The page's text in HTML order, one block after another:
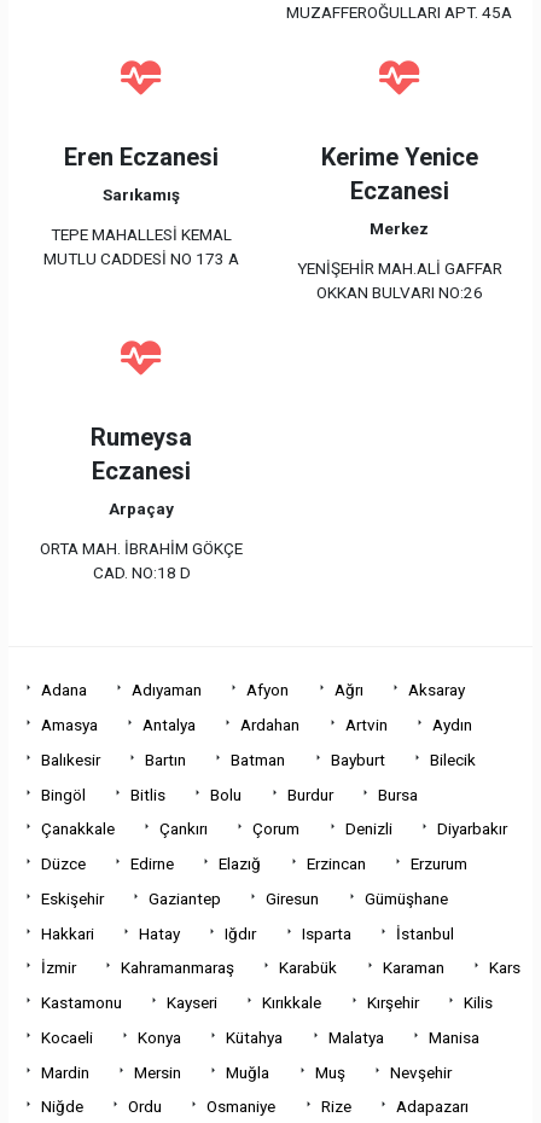
MUZAFFEROĞULLARI APT. 45A
Eren Eczanesi
Sarıkamış
TEPE MAHALLESİ KEMAL
MUTLU CADDESİ NO 173 A
Kerime Yenice
Eczanesi
Merkez
YENİŞEHİR MAH.ALİ GAFFAR
OKKAN BULVARI NO:26
Rumeysa
Eczanesi
Arpaçay
ORTA MAH. İBRAHİM GÖKÇE
CAD. NO:18 D
Adana Adıyaman Afyon Ağrı
Aksaray
Amasya
Antalya Ardahan Artvin
Aydın
Balıkesir
Bartın Batman Bayburt
Bilecik
Bingöl
Bitlis Bolu Burdur
Bursa
Çanakkale
Çankırı Çorum Denizli
Diyarbakır
Düzce
Edirne Elazığ Erzincan
Erzurum
Eskişehir
Gaziantep Giresun
Gümüşhane
Hakkari
Hatay Iğdır Isparta
İstanbul
İzmir
Kahramanmaraş Karabük Karaman
Kars
Kastamonu
Kayseri Kırıkkale Kırşehir
Kilis
Kocaeli
Konya Kütahya Malatya
Manisa
Mardin
Mersin Muğla Muş
Nevşehir
Niğde
Ordu Osmaniye Rize Adapazarı